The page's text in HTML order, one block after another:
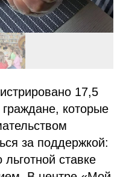
17,5
которые
за поддержкой:
ставке